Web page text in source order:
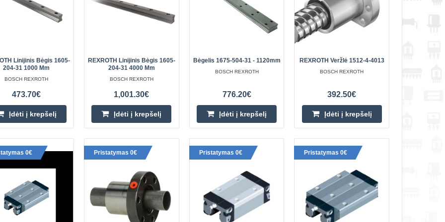
garantu..
Pridėti prie pageidavimų
Linijinis kreiptuvas REXROTH 1605-204-31 yra tikslumo
ir patikimumo sinonimas dinamiškai besivystančiame
pramonės pasaulyje. Pagaminta Rexroth, ji išsiskiria p..
1,001.30€
Įdėti į krepšelį
Pridėti prie pageidavimų
Bėgelis 1675-504-31 - 1120mm
Linijinis Bėgis 1605-
204-31 1000 Mm
BOSCH REXROTH
473.70€
Įdėti į krepšelį
REXROTH Linijinis Bėgis 1605-
204-31 4000 Mm
BOSCH REXROTH
1,001.30€
Įdėti į krepšelį
Bėgelis 1675-504-31 - 1120mm
BOSCH REXROTH
776.20€
Įdėti į krepšelį
REXROTH Veržlė 1512-4-4013
BOSCH REXROTH
392.50€
Įdėti į krepšelį
0€ Pristatymas 0€ Pristatymas 0€ Pristatymas 0€